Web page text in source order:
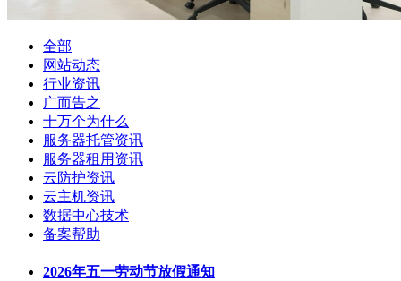
全部
网站动态
行业资讯
广而告之
十万个为什么
服务器托管资讯
服务器租用资讯
云防护资讯
云主机资讯
数据中心技术
备案帮助
2026年五一劳动节放假通知